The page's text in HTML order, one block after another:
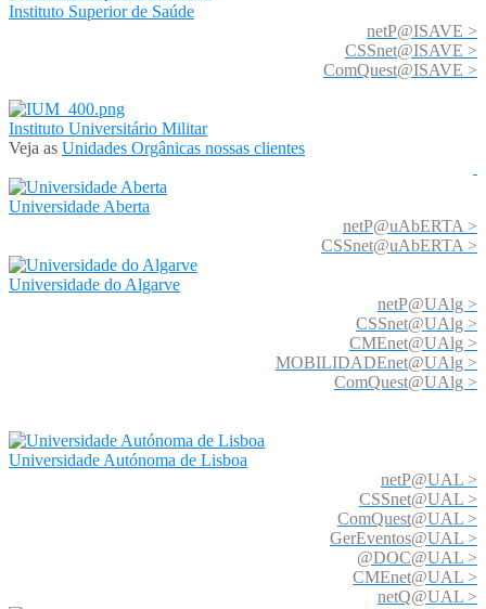
Instituto Superior de Saúde
netP@ISAVE >
CSSnet@ISAVE >
ComQuest@ISAVE >
Instituto Universitário Militar
Veja as Unidades Orgânicas nossas clientes
Universidade Aberta
netP@uAbERTA >
CSSnet@uAbERTA >
Universidade do Algarve
netP@UAlg >
CSSnet@UAlg >
CMEnet@UAlg >
MOBILIDADEnet@UAlg >
ComQuest@UAlg >
Universidade Autónoma de Lisboa
netP@UAL >
CSSnet@UAL >
ComQuest@UAL >
GerEventos@UAL >
@DOC@UAL >
CMEnet@UAL >
netQ@UAL >